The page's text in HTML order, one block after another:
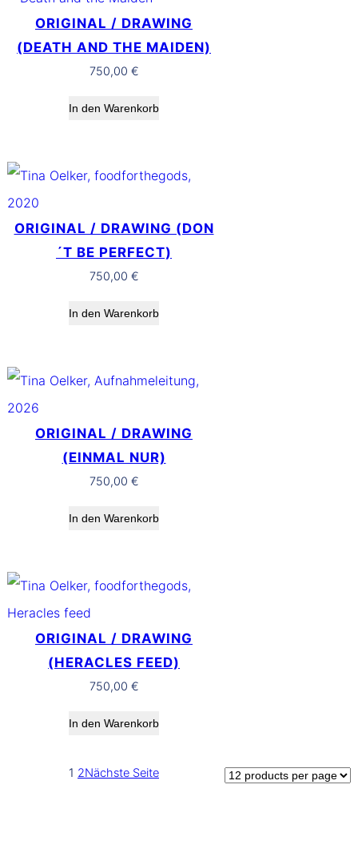
ORIGINAL / DRAWING
(DEATH AND THE MAIDEN)
750,00 €
In den Warenkorb
ORIGINAL / DRAWING (DON
´T BE PERFECT)
750,00 €
In den Warenkorb
ORIGINAL / DRAWING
(EINMAL NUR)
750,00 €
In den Warenkorb
ORIGINAL / DRAWING
(HERACLES FEED)
750,00 €
In den Warenkorb
1 2Nächste Seite